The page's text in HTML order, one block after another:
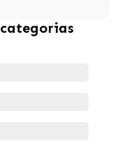
categorias